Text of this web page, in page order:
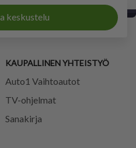
keskustelu
KAUPALLINEN YHTEISTYÖ
Auto1 Vaihtoautot
TV-ohjelmat
Sanakirja